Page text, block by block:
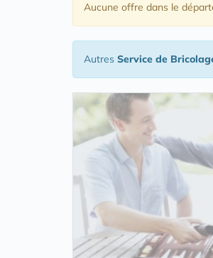
Aucune offre dans le
Autres Service de